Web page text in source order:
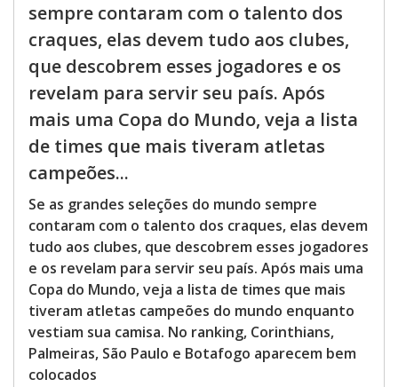
sempre contaram com o talento dos
craques, elas devem tudo aos clubes,
que descobrem esses jogadores e os
revelam para servir seu país. Após
mais uma Copa do Mundo, veja a lista
de times que mais tiveram atletas
campeões...
Se as grandes seleções do mundo sempre
contaram com o talento dos craques, elas devem
tudo aos clubes, que descobrem esses jogadores
e os revelam para servir seu país. Após mais uma
Copa do Mundo, veja a lista de times que mais
tiveram atletas campeões do mundo enquanto
vestiam sua camisa. No ranking, Corinthians,
Palmeiras, São Paulo e Botafogo aparecem bem
colocados